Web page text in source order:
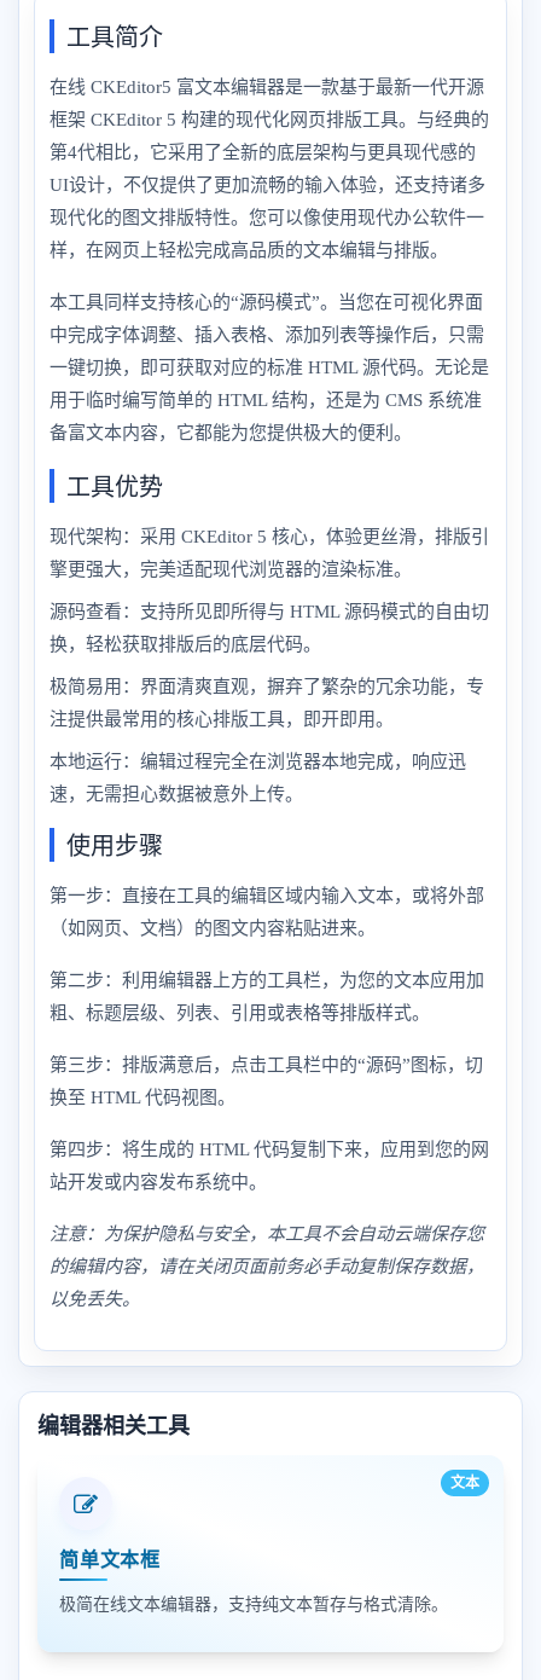
工具简介
在线 CKEditor5 富文本编辑器是一款基于最新一代开源
框架 CKEditor 5 构建的现代化网页排版工具。与经典的
第4代相比，它采用了全新的底层架构与更具现代感的
UI设计，不仅提供了更加流畅的输入体验，还支持诸多
现代化的图文排版特性。您可以像使用现代办公软件一
样，在网页上轻松完成高品质的文本编辑与排版。
本工具同样支持核心的“源码模式”。当您在可视化界面
中完成字体调整、插入表格、添加列表等操作后，只需
一键切换，即可获取对应的标准 HTML 源代码。无论是
用于临时编写简单的 HTML 结构，还是为 CMS 系统准
备富文本内容，它都能为您提供极大的便利。
工具优势
现代架构：采用 CKEditor 5 核心，体验更丝滑，排版引
擎更强大，完美适配现代浏览器的渲染标准。
源码查看：支持所见即所得与 HTML 源码模式的自由切
换，轻松获取排版后的底层代码。
极简易用：界面清爽直观，摒弃了繁杂的冗余功能，专
注提供最常用的核心排版工具，即开即用。
本地运行：编辑过程完全在浏览器本地完成，响应迅
速，无需担心数据被意外上传。
使用步骤
第一步：直接在工具的编辑区域内输入文本，或将外部
（如网页、文档）的图文内容粘贴进来。
第二步：利用编辑器上方的工具栏，为您的文本应用加
粗、标题层级、列表、引用或表格等排版样式。
第三步：排版满意后，点击工具栏中的“源码”图标，切
换至 HTML 代码视图。
第四步：将生成的 HTML 代码复制下来，应用到您的网
站开发或内容发布系统中。
注意：为保护隐私与安全，本工具不会自动云端保存您
的编辑内容，请在关闭页面前务必手动复制保存数据，
以免丢失。
编辑器相关工具
文本
简单文本框
极简在线文本编辑器，支持纯文本暂存与格式清除。